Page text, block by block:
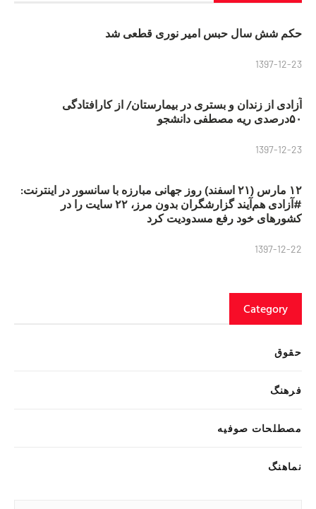
حکم شش سال حبس امیر نوری قطعی شد
1397-12-23
آزادی از زندان و بستری در بیمارستان/ از کارافتادگی
۵۰درصدی ریه مصطفی دانشجو
1397-12-23
۱۲ مارس (۲۱ اسفند) روز جهانی مبارزه با سانسور در اینترنت:
#آزادی هم‌آیند گزارشگران‌ بدون مرز، ۲۲ سایت را در
کشورهای خود رفع مسدودیت کرد
1397-12-22
Category
حقوق
فرهنگ
مصطلحات صوفیه
نماهنگ